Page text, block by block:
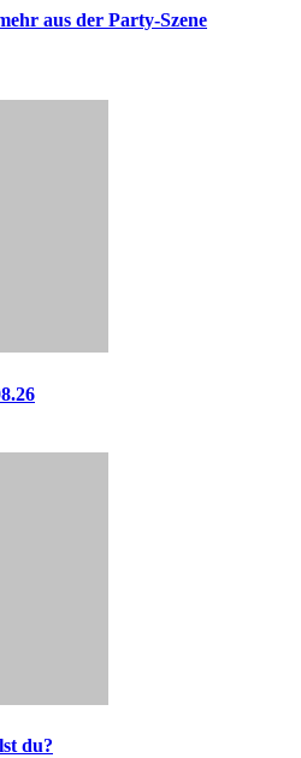
aus der Party-Szene
du?